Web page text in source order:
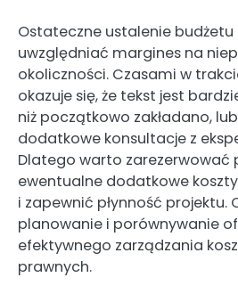
Ostateczne ustalenie
uwzględniać margines na
okoliczności. Czasami w
okazuje się, że tekst jest
niż początkowo zakładano,
dodatkowe konsultacje z
Dlatego warto zarezerwować
ewentualne dodatkowe
i zapewnić płynność projektu.
planowanie i porównywanie
efektywnego zarządzania
prawnych.